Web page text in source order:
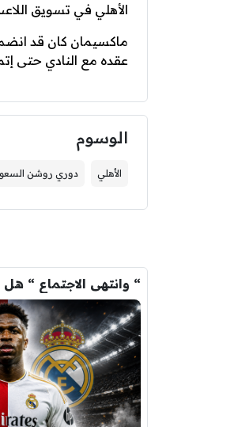
الأهلي في تسويق
ماكسيمان كان قد
عقده مع النادي حتى
الوسوم
الأهلي دوري روشن